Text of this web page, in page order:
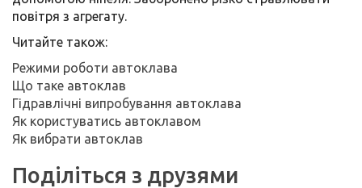
повітря з агрегату.
Читайте також:
Режими роботи автоклава
Що таке автоклав
Гідравлічні випробування автоклава
Як користуватись автоклавом
Як вибрати автоклав
Поділіться з друзями